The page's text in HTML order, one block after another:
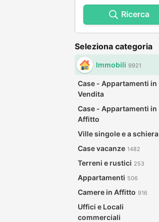
Ricerca
Seleziona categoria
Immobili 9921
Case - Appartamenti in
Vendita
Case - Appartamenti in
Affitto
Ville singole e a schiera
Case vacanze 1482
Terreni e rustici 253
Appartamenti 506
Camere in Affitto 916
Uffici e Locali
commerciali